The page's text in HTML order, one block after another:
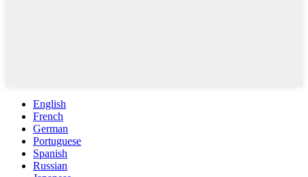
English
French
German
Portuguese
Spanish
Russian